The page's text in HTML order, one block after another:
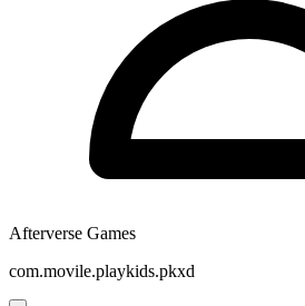
Afterverse Games
com.movile.playkids.pkxd